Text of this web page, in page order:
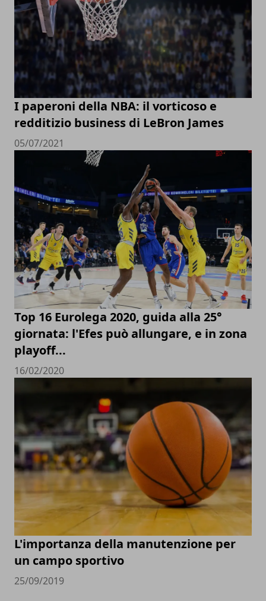
I paperoni della NBA: il vorticoso e
redditizio business di LeBron James
05/07/2021
Top 16 Eurolega 2020, guida alla 25°
giornata: l'Efes può allungare, e in zona
playoff...
16/02/2020
L'importanza della manutenzione per
un campo sportivo
25/09/2019